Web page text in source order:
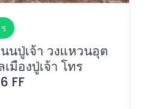
นปู่เจ้า วงแหวนอุต
มืองปู่เจ้า โทร
FF